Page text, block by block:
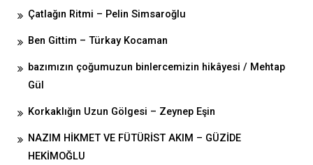
Çatlağın Ritmi – Pelin Simsaroğlu
Ben Gittim – Türkay Kocaman
bazımızın çoğumuzun binlercemizin hikâyesi / Mehtap
Gül
Korkaklığın Uzun Gölgesi – Zeynep Eşin
NAZIM HİKMET VE FÜTÜRİST AKIM – GÜZİDE
HEKİMOĞLU